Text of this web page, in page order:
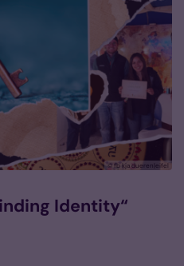
© fb kja dueren|eifel
Identity“